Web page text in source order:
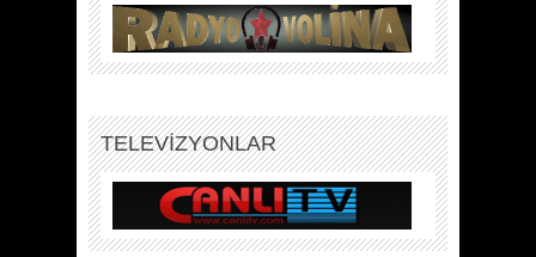
TELEVİZYONLAR